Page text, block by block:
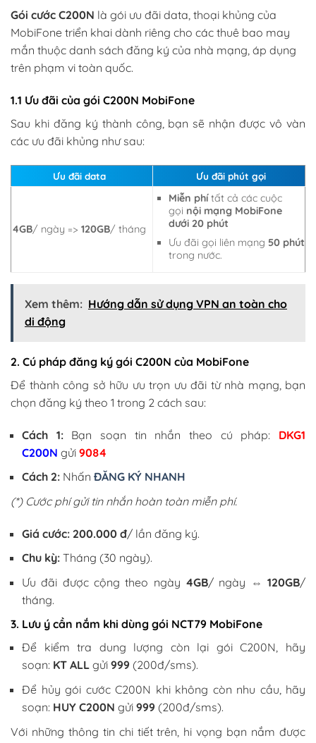
Gói cước C200N là gói ưu đãi data, thoại khủng của
MobiFone triển khai dành riêng cho các thuê bao may
mắn thuộc danh sách đăng ký của nhà mạng, áp dụng
trên phạm vi toàn quốc.
1.1 Ưu đãi của gói C200N MobiFone
Sau khi đăng ký thành công, bạn sẽ nhận được vô vàn
các ưu đãi khủng như sau:
Ưu đãi data Ưu đãi phút gọi
4GB/ ngày =>120GB/ tháng
Miễn phítất cả các cuộc
gọi nội mạng MobiFone
dưới 20 phút
Ưu đãi gọi liên mạng 50 phút
trong nước.
Xem thêm: Hướng dẫn sử dụng VPN an toàn cho
di động
2. Cú pháp đăng ký gói C200N của MobiFone
Để thành công sở hữu ưu trọn ưu đãi từ nhà mạng, bạn
chọn đăng ký theo 1 trong 2 cách sau:
Cách 1:Bạn soạn tin nhắn theo cú pháp: DKG1
C200N gửi 9084
Cách 2: Nhấn ĐĂNG KÝ NHANH
(*) Cước phí gửi tin nhắn hoàn toàn miễn phí.
Giá cước: 200.000 đ/ lần đăng ký.
Chu kỳ: Tháng (30 ngày).
Ưu đãi được cộng theo ngày 4GB/ ngày ⇔ 120GB/
tháng.
3. Lưu ý cần nắm khi dùng gói NCT79 MobiFone
Để kiểm tra dung lượng còn lại gói C200N, hãy
soạn: KT ALL gửi 999 (200đ/sms).
Để hủy gói cước C200N khi không còn nhu cầu, hãy
soạn: HUY C200N gửi 999 (200đ/sms).
Với những thông tin chi tiết trên, hi vọng bạn nắm được